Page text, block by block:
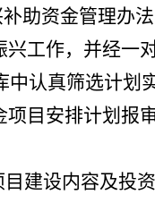
助资金管理办
工作，并经一
认真筛选计划
目安排计划报
建设内容及投资